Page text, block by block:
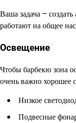
Ваша задача –
работают на общее
Освещение
Чтобы барбекю зона
очень важно хорошее
Низкое
Подвесные